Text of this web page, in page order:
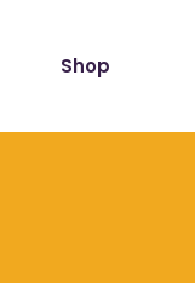
Shop